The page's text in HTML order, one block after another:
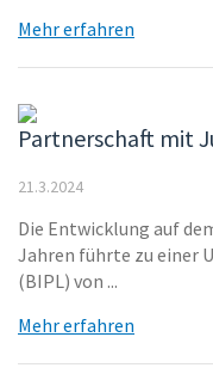
Mehr erfahren
Partnerschaft mit
21.3.2024
Die Entwicklung auf
Jahren führte zu einer
(BIPL) von ...
Mehr erfahren